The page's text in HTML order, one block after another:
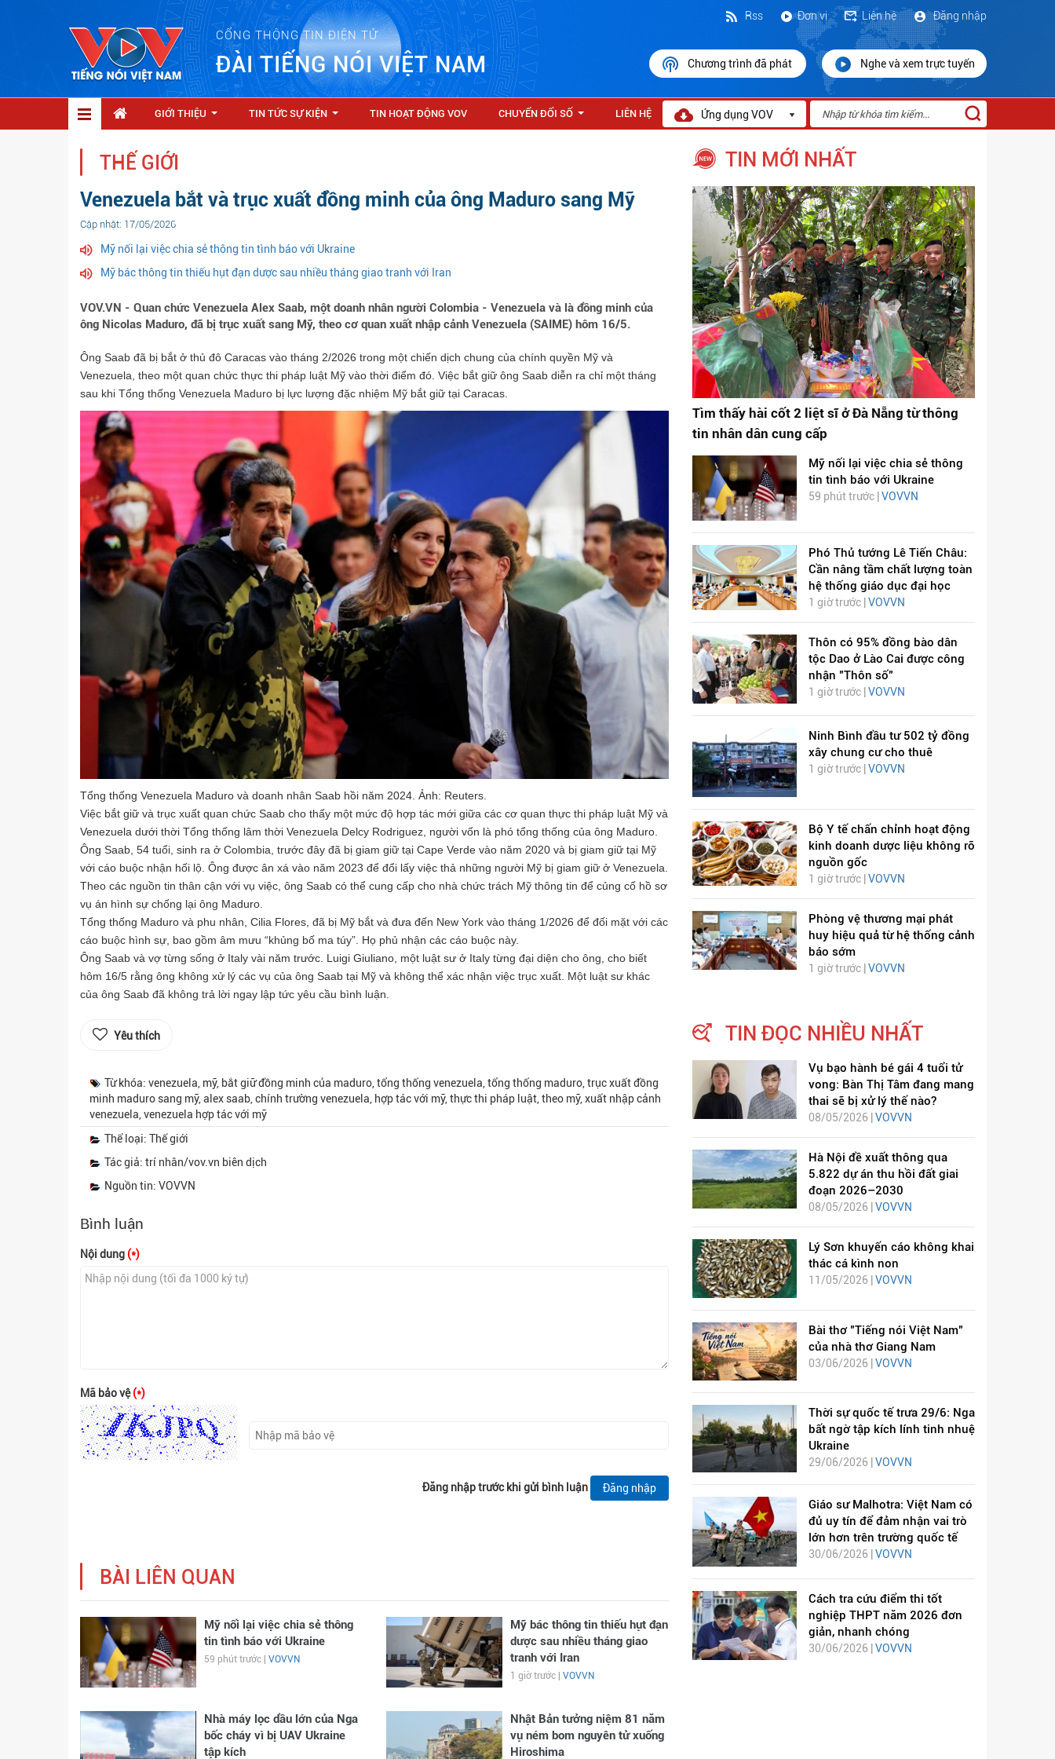
CỔNG THÔNG TIN ĐIỆN TỬ
ĐÀI TIẾNG NÓI VIỆT NAM
Đăng nhập
Liên hệ
Đơn vị
Rss
Chương trình đã phát Nghe và xem trực tuyến
GIỚI THIỆU TIN TỨC SỰ KIỆN TIN HOẠT ĐỘNG VOV CHUYỂN ĐỔI SỐ LIÊN HỆ Ứng dụng VOV
THẾ GIỚI
Venezuela bắt và trục xuất đồng minh của ông Maduro sang Mỹ
Cập nhật: 17/05/2026
Mỹ nối lại việc chia sẻ thông tin tình báo với Ukraine
Mỹ bác thông tin thiếu hụt đạn dược sau nhiều tháng giao tranh với Iran
VOV.VN - Quan chức Venezuela Alex Saab, một doanh nhân người Colombia - Venezuela và là đồng minh của
ông Nicolas Maduro, đã bị trục xuất sang Mỹ, theo cơ quan xuất nhập cảnh Venezuela (SAIME) hôm 16/5.
Ông Saab đã bị bắt ở thủ đô Caracas vào tháng 2/2026 trong một chiến dịch chung của chính quyền Mỹ và
Venezuela, theo một quan chức thực thi pháp luật Mỹ vào thời điểm đó. Việc bắt giữ ông Saab diễn ra chỉ một tháng
sau khi Tổng thống Venezuela Maduro bị lực lượng đặc nhiệm Mỹ bắt giữ tại Caracas.
Tổng thống Venezuela Maduro và doanh nhân Saab hồi năm 2024. Ảnh: Reuters.
Việc bắt giữ và trục xuất quan chức Saab cho thấy một mức độ hợp tác mới giữa các cơ quan thực thi pháp luật Mỹ và
Venezuela dưới thời Tổng thống lâm thời Venezuela Delcy Rodriguez, người vốn là phó tổng thống của ông Maduro.
Ông Saab, 54 tuổi, sinh ra ở Colombia, trước đây đã bị giam giữ tại Cape Verde vào năm 2020 và bị giam giữ tại Mỹ
với cáo buộc nhận hối lộ. Ông được ân xá vào năm 2023 để đổi lấy việc thả những người Mỹ bị giam giữ ở Venezuela.
Theo các nguồn tin thân cận với vụ việc, ông Saab có thể cung cấp cho nhà chức trách Mỹ thông tin để củng cố hồ sơ
vụ án hình sự chống lại ông Maduro.
Tổng thống Maduro và phu nhân, Cilia Flores, đã bị Mỹ bắt và đưa đến New York vào tháng 1/2026 để đối mặt với các
cáo buộc hình sự, bao gồm âm mưu “khủng bố ma túy”. Họ phủ nhận các cáo buộc này.
Ông Saab và vợ từng sống ở Italy vài năm trước. Luigi Giuliano, một luật sư ở Italy từng đại diện cho ông, cho biết
hôm 16/5 rằng ông không xử lý các vụ của ông Saab tại Mỹ và không thể xác nhận việc trục xuất. Một luật sư khác
của ông Saab đã không trả lời ngay lập tức yêu cầu bình luận.
Yêu thích
Từ khóa: venezuela, mỹ, bắt giữ đồng minh của maduro, tổng thống venezuela, tổng thống maduro, trục xuất đồng
minh maduro sang mỹ, alex saab, chính trường venezuela, hợp tác với mỹ, thực thi pháp luật, theo mỹ, xuất nhập cảnh
venezuela, venezuela hợp tác với mỹ
Thể loại: Thế giới
Tác giả: trí nhân/vov.vn biên dịch
Nguồn tin: VOVVN
Bình luận
Nội dung (*)
Mã bảo vệ(*)
Đăng nhập trước khi gửi bình luận Đăng nhập
BÀI LIÊN QUAN
Mỹ nối lại việc chia sẻ thông
tin tình báo với Ukraine
59 phút trước | VOVVN
Mỹ bác thông tin thiếu hụt đạn
dược sau nhiều tháng giao
tranh với Iran
1 giờ trước | VOVVN
Nhà máy lọc dầu lớn của Nga
bốc cháy vì bị UAV Ukraine
tập kích
Nhật Bản tưởng niệm 81 năm
vụ ném bom nguyên tử xuống
Hiroshima
TIN MỚI NHẤT
Tìm thấy hài cốt 2 liệt sĩ ở Đà Nẵng từ thông
tin nhân dân cung cấp
Mỹ nối lại việc chia sẻ thông
tin tình báo với Ukraine
59 phút trước | VOVVN
Phó Thủ tướng Lê Tiến Châu:
Cần nâng tầm chất lượng toàn
hệ thống giáo dục đại học
1 giờ trước | VOVVN
Thôn có 95% đồng bào dân
tộc Dao ở Lào Cai được công
nhận "Thôn số"
1 giờ trước | VOVVN
Ninh Bình đầu tư 502 tỷ đồng
xây chung cư cho thuê
1 giờ trước | VOVVN
Bộ Y tế chấn chỉnh hoạt động
kinh doanh dược liệu không rõ
nguồn gốc
1 giờ trước | VOVVN
Phòng vệ thương mại phát
huy hiệu quả từ hệ thống cảnh
báo sớm
1 giờ trước | VOVVN
TIN ĐỌC NHIỀU NHẤT
Vụ bạo hành bé gái 4 tuổi tử
vong: Bàn Thị Tâm đang mang
thai sẽ bị xử lý thế nào?
08/05/2026 | VOVVN
Hà Nội đề xuất thông qua
5.822 dự án thu hồi đất giai
đoạn 2026–2030
08/05/2026 | VOVVN
Lý Sơn khuyến cáo không khai
thác cá kình non
11/05/2026 | VOVVN
Bài thơ "Tiếng nói Việt Nam"
của nhà thơ Giang Nam
03/06/2026 | VOVVN
Thời sự quốc tế trưa 29/6: Nga
bất ngờ tập kích lính tinh nhuệ
Ukraine
29/06/2026 | VOVVN
Giáo sư Malhotra: Việt Nam có
đủ uy tín để đảm nhận vai trò
lớn hơn trên trường quốc tế
30/06/2026 | VOVVN
Cách tra cứu điểm thi tốt
nghiệp THPT năm 2026 đơn
giản, nhanh chóng
30/06/2026 | VOVVN